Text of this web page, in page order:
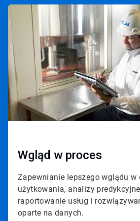
A
T
i
e
d
Wgląd w proces
Zapewnianie lepszego wglądu w
użytkowania, analizy
raportowanie usług i
oparte na danych.